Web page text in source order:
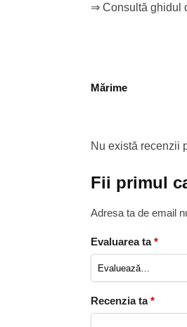
⇒ Consultă ghidul
Mărime
Nu există recenzii
Fii primul
Adresa ta de email
Evaluarea ta*
Recenzia ta*